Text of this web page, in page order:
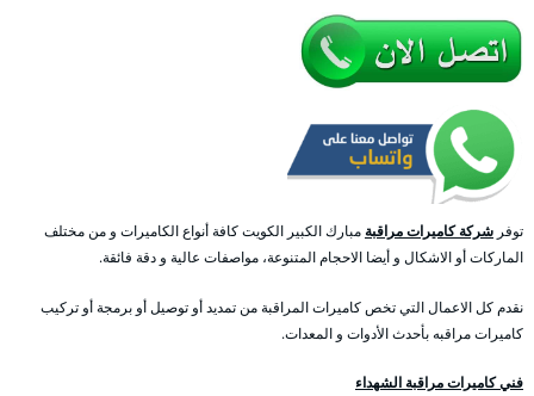
توفر شركة كاميرات مراقبة مبارك الكبير الكويت كافة أنواع الكاميرات و من مختلف
الماركات أو الاشكال و أيضا الاحجام المتنوعة، مواصفات عالية و دقة فائقة.
نقدم كل الاعمال التي تخص كاميرات المراقبة من تمديد أو توصيل أو برمجة أو تركيب
كاميرات مراقبه بأحدث الأدوات و المعدات.
فني كاميرات مراقبة الشهداء